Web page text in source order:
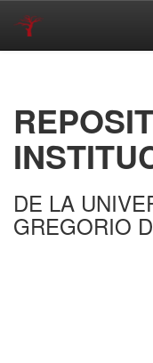
DE LA
GREGORIO